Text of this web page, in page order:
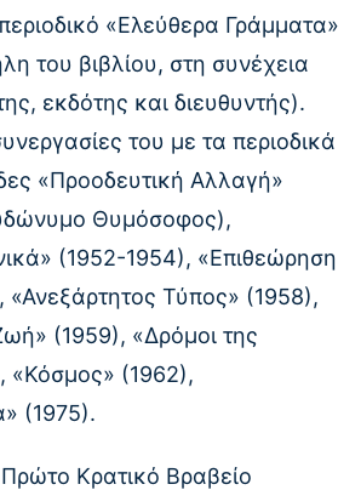
«Ελεύθερα Γράμματα»
του βιβλίου, στη συνέχεια
εκδότης και διευθυντής).
του με τα περιοδικά
«Προοδευτική Αλλαγή»
Θυμόσοφος),
(1952-1954), «Επιθεώρηση
Τύπος» (1958),
(1959), «Δρόμοι της
«Κόσμος» (1962),
(1975).
Κρατικό Βραβείο